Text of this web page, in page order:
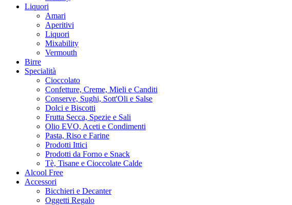
Liquori
Amari
Aperitivi
Liquori
Mixability
Vermouth
Birre
Specialità
Cioccolato
Confetture, Creme, Mieli e Canditi
Conserve, Sughi, Sott'Oli e Salse
Dolci e Biscotti
Frutta Secca, Spezie e Sali
Olio EVO, Aceti e Condimenti
Pasta, Riso e Farine
Prodotti Ittici
Prodotti da Forno e Snack
Tè, Tisane e Cioccolate Calde
Alcool Free
Accessori
Bicchieri e Decanter
Oggetti Regalo